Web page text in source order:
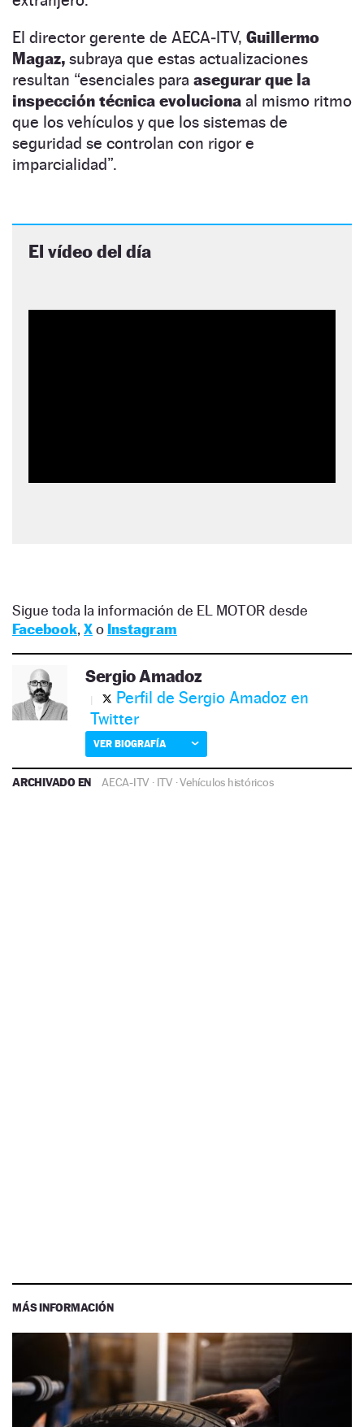
El director gerente de AECA‑ITV, Guillermo
Magaz, subraya que estas actualizaciones
resultan “esenciales para asegurar que la
inspección técnica evoluciona al mismo ritmo
que los vehículos y que los sistemas de
seguridad se controlan con rigor e
imparcialidad”.
El vídeo del día
Sigue toda la información de EL MOTOR desde
Facebook, Xo Instagram
Sergio Amadoz
Perfil de Sergio Amadoz en
Twitter
VER BIOGRAFÍA
ARCHIVADO EN AECA-ITV · ITV ·Vehículos históricos
MÁS INFORMACIÓN